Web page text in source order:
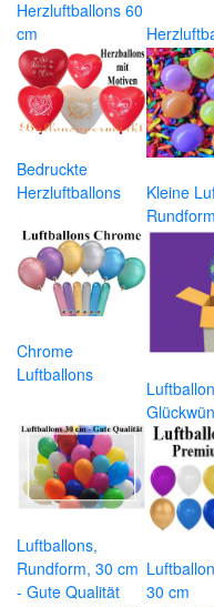
Herzluftballons 60
cm
Bedruckte
Herzluftballons
Kleine
Chrome
Luftballons
Luftballons,
Rundform, 30 cm
- Gute Qualität
30 cm